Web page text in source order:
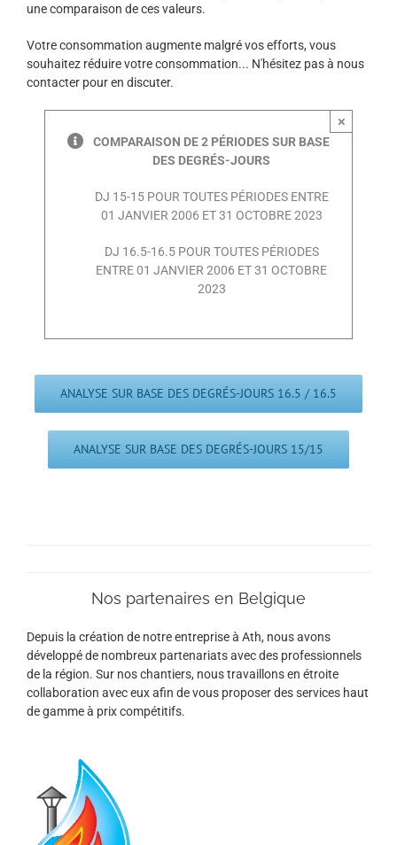
une comparaison de ces valeurs.
Votre consommation augmente malgré vos efforts, vous
souhaitez réduire votre consommation... N'hésitez pas à nous
contacter pour en discuter.
COMPARAISON DE 2 PÉRIODES SUR BASE
DES DEGRÉS-JOURS
DJ 15-15 POUR TOUTES PÉRIODES ENTRE
01 JANVIER 2006 ET 31 OCTOBRE 2023
DJ 16.5-16.5 POUR TOUTES PÉRIODES
ENTRE 01 JANVIER 2006 ET 31 OCTOBRE
2023
×
ANALYSE SUR BASE DES DEGRÉS-JOURS 16.5 / 16.5
ANALYSE SUR BASE DES DEGRÉS-JOURS 15/15
Nos partenaires en Belgique
Depuis la création de notre entreprise à Ath, nous avons
développé de nombreux partenariats avec des professionnels
de la région. Sur nos chantiers, nous travaillons en étroite
collaboration avec eux afin de vous proposer des services haut
de gamme à prix compétitifs.